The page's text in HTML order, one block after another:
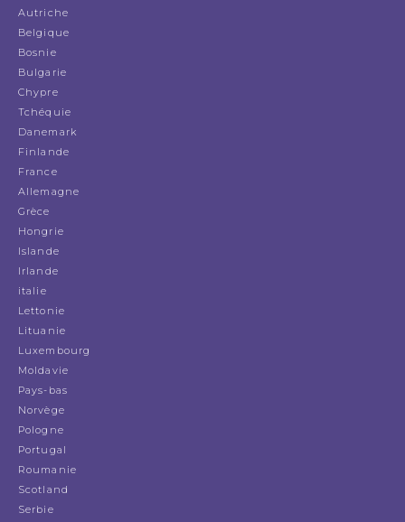
Autriche
Belgique
Bosnie
Bulgarie
Chypre
Tchéquie
Danemark
Finlande
France
Allemagne
Grèce
Hongrie
Islande
Irlande
italie
Lettonie
Lituanie
Luxembourg
Moldavie
Pays-bas
Norvège
Pologne
Portugal
Roumanie
Scotland
Serbie